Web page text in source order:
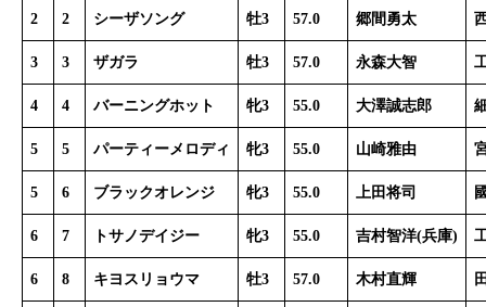
2 2 シーザソング 牡3 57.0 郷間勇太
3 3 ザガラ 牡3 57.0 永森大智
4 4 バーニングホット 牝3 55.0 大澤誠志郎
5 5 パーティーメロディ 牝3 55.0 山崎雅由
5 6 ブラックオレンジ 牝3 55.0 上田将司
6 7 トサノデイジー 牝3 55.0 吉村智洋(兵庫)
6 8 キヨスリョウマ 牡3 57.0 木村直輝